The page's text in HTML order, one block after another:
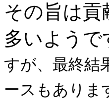
その旨は
多いようで
すが、最終結
ースもありま